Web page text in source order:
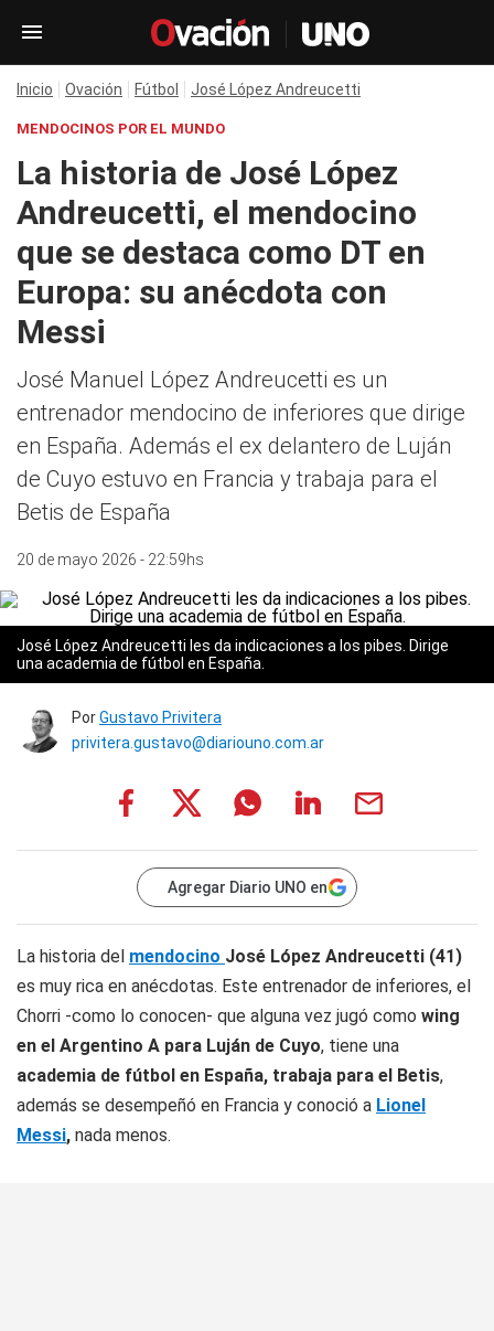
Inicio Ovación Fútbol José López Andreucetti
MENDOCINOS POR EL MUNDO
La historia de José López
Andreucetti, el mendocino
que se destaca como DT en
Europa: su anécdota con
Messi
José Manuel López Andreucetti es un
entrenador mendocino de inferiores que dirige
en España. Además el ex delantero de Luján
de Cuyo estuvo en Francia y trabaja para el
Betis de España
20 de mayo 2026 - 22:59hs
José López Andreucetti les da indicaciones a los pibes. Dirige
una academia de fútbol en España.
PorGustavo Privitera
privitera.gustavo@diariouno.com.ar
Agregar Diario UNO en
La historia del mendocino José López Andreucetti (41)
es muy rica en anécdotas. Este entrenador de inferiores, el
Chorri -como lo conocen- que alguna vez jugó como wing
en el Argentino A para Luján de Cuyo, tiene una
academia de fútbol en España, trabaja para el Betis,
además se desempeñó en Francia y conoció a Lionel
Messi, nada menos.